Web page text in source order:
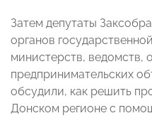
Затем депутаты
органов
министерств, ведомств,
предпринимательских
обсудили, как решить
Донском регионе с